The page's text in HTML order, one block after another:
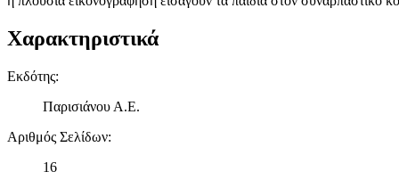
Χαρακτηριστικά
Εκδότης:
Παρισιάνου Α.Ε.
Αριθμός Σελίδων:
16